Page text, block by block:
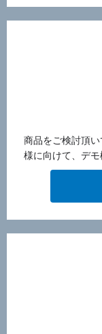
商品をご検討頂
様に向けて、デモ